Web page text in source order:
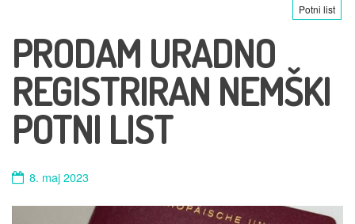
Potni list
PRODAM URADNO
REGISTRIRAN NEMŠKI
POTNI LIST
8. maj 2023